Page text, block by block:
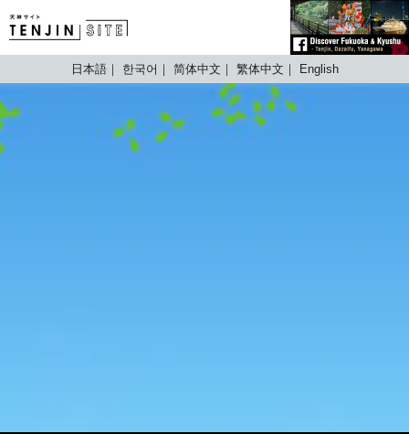
TENJIN SITE
日本語 한국어 简体中文 繁体中文 English